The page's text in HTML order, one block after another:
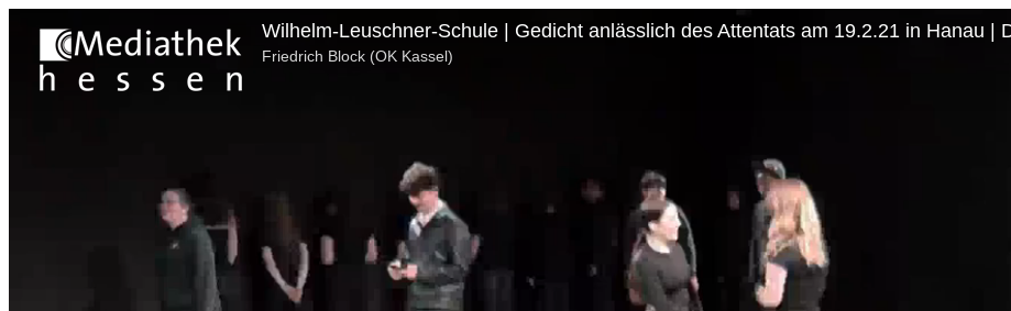
Wilhelm-Leuschner-Schule | Gedicht anlässlich des Attentats am 19.2.21 in Hanau |
Friedrich Block (OK Kassel)